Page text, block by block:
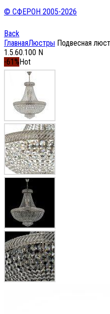
© СФЕРОН 2005-2026
Back
ГлавнаяЛюстры Подвесная
1.5.60.100 N
-61% Hot